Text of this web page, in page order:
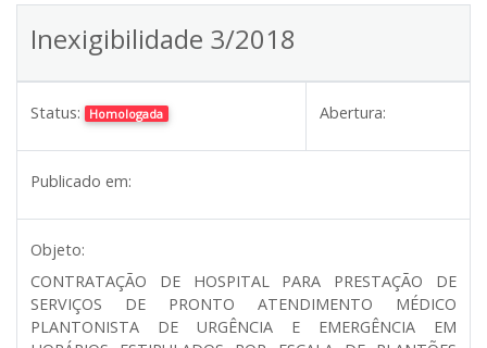
Inexigibilidade 3/2018
Status: Homologada Abertura:
Publicado em:
Objeto:
CONTRATAÇÃO DE HOSPITAL PARA PRESTAÇÃO DE
SERVIÇOS DE PRONTO ATENDIMENTO MÉDICO
PLANTONISTA DE URGÊNCIA E EMERGÊNCIA EM